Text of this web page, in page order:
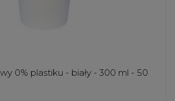
0% plastiku - biały - 300 ml - 50